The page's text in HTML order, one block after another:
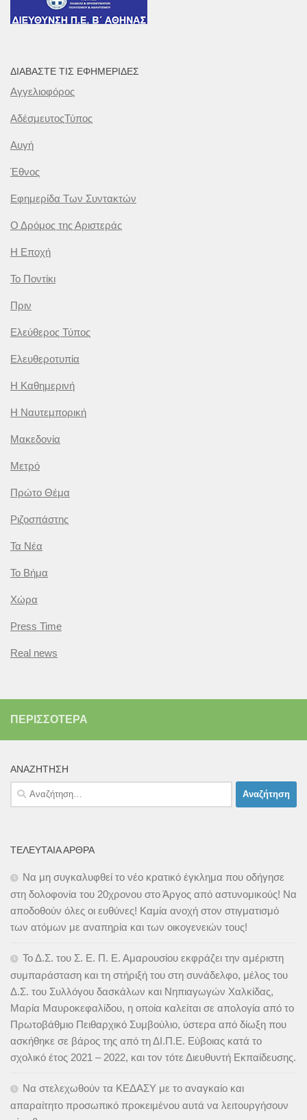
ΔΙΑΒΆΣΤΕ ΤΙΣ ΕΦΗΜΕΡΊΔΕΣ
Αγγελιοφόρος
ΑδέσμευτοςΤύπος
Αυγή
Έθνος
Εφημερίδα Των Συντακτών
Ο Δρόμος της Αριστεράς
Η Εποχή
Το Ποντίκι
Πριν
Ελεύθερος Τύπος
Ελευθεροτυπία
Η Καθημερινή
Η Ναυτεμπορική
Μακεδονία
Μετρό
Πρώτο Θέμα
Ριζοσπάστης
Τα Νέα
Το Βήμα
Χώρα
Press Time
Real news
ΠΕΡΙΣΣΌΤΕΡΑ
ΑΝΑΖΉΤΗΣΗ
Αναζήτηση
για:
ΤΕΛΕΥΤΑΊΑ ΆΡΘΡΑ
Να μη συγκαλυφθεί το νέο κρατικό έγκλημα που οδήγησε
στη δολοφονία του 20χρονου στο Άργος από αστυνομικούς! Να
αποδοθούν όλες οι ευθύνες! Καμία ανοχή στον στιγματισμό
των ατόμων με αναπηρία και των οικογενειών τους!
Το Δ.Σ. του Σ. Ε. Π. Ε. Αμαρουσίου εκφράζει την αμέριστη
συμπαράσταση και τη στήριξή του στη συνάδελφο, μέλος του
Δ.Σ. του Συλλόγου δασκάλων και Νηπιαγωγών Χαλκίδας,
Μαρία Μαυροκεφαλίδου, η οποία καλείται σε απολογία από το
Πρωτοβάθμιο Πειθαρχικό Συμβούλιο, ύστερα από δίωξη που
ασκήθηκε σε βάρος της από τη ΔΙ.Π.Ε. Εύβοιας κατά το
σχολικό έτος 2021 – 2022, και τον τότε Διευθυντή Εκπαίδευσης.
Να στελεχωθούν τα ΚΕΔΑΣΥ με το αναγκαίο και
απαραίτητο προσωπικό προκειμένου αυτά να λειτουργήσουν